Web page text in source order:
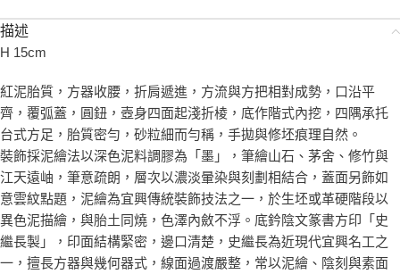
描述
H 15cm
紅泥胎質，方器收腰，折肩遞進，方流與方把相對成勢，口沿平
齊，覆弧蓋，圓鈕，壺身四面起淺折棱，底作階式內挖，四隅承托
台式方足，胎質密勻，砂粒細而勻稱，手拋與修坯痕理自然。
裝飾採泥繪法以深色泥料調膠為「墨」，筆繪山石、茅舍、修竹與
江天遠岫，筆意疏朗，層次以濃淡暈染與刻劃相結合，蓋面另飾如
意雲紋點題，泥繪為宜興傳統裝飾技法之一，於生坯或革硬階段以
異色泥描繪，與胎土同燒，色澤內斂不浮。底鈐陰文篆書方印「史
繼長製」，印面結構緊密，邊口清楚，史繼長為近現代宜興名工之
一，擅長方器與幾何器式，線面過渡嚴整，常以泥繪、陰刻與素面